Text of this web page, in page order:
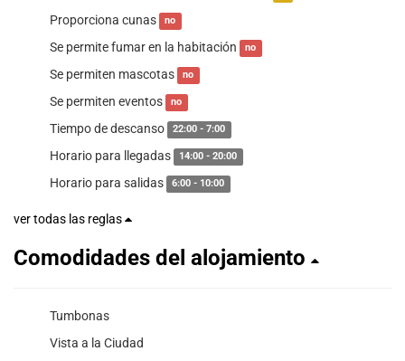
Proporciona cunas no
Se permite fumar en la habitación no
Se permiten mascotas no
Se permiten eventos no
Tiempo de descanso 22:00 - 7:00
Horario para llegadas 14:00 - 20:00
Horario para salidas 6:00 - 10:00
ver todas las reglas
Comodidades del alojamiento
Tumbonas
Vista a la Ciudad